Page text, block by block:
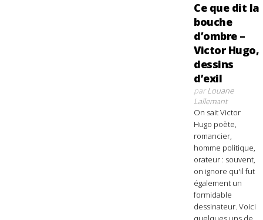
Ce que dit la
bouche
d’ombre –
Victor Hugo,
dessins
d’exil
parLouane
Lallemant
On sait Victor
Hugo poète,
romancier,
homme politique,
orateur : souvent,
on ignore qu'il fut
également un
formidable
dessinateur. Voici